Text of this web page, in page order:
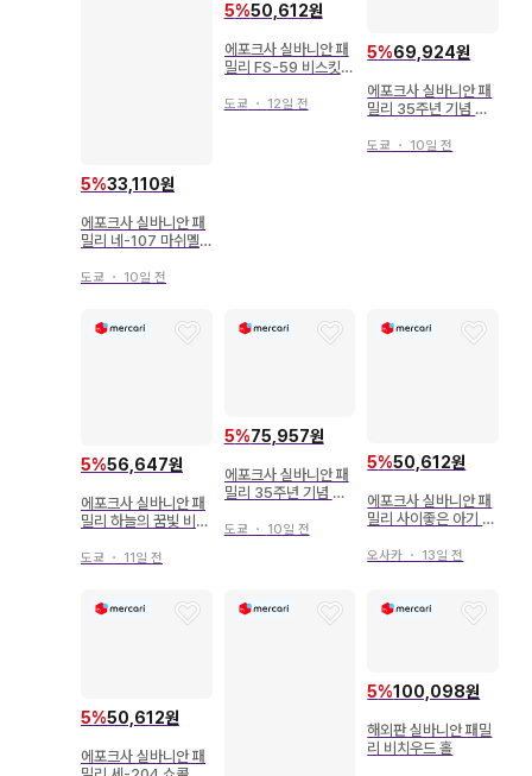
5%33,110원
에포크사 실바니안 패
밀리 네-107 마쉬멜
도쿄 ・ 10일 전
5%50,612원
에포크사 실바니안 패
밀리 FS-59 비스킷곰
도쿄 ・ 12일 전
5%69,924원
에포크사 실바니안 패
밀리 35주년 기념 아
도쿄 ・ 10일 전
5%56,647원
에포크사 실바니안 패
밀리 하늘의 꿈빛 비행
도쿄 ・ 11일 전
5%75,957원
에포크사 실바니안 패
밀리 35주년 기념 아
도쿄 ・ 10일 전
5%50,612원
에포크사 실바니안 패
밀리 사이좋은 아기 세
오사카 ・ 13일 전
5%50,612원
에포크사 실바니안 패
5%100,098원
해외판 실바니안 패밀
리 비치우드 홀